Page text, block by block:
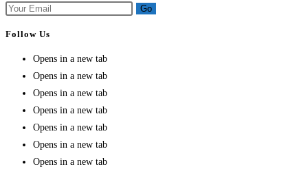
Go
Follow Us
Opens in a new tab
Opens in a new tab
Opens in a new tab
Opens in a new tab
Opens in a new tab
Opens in a new tab
Opens in a new tab